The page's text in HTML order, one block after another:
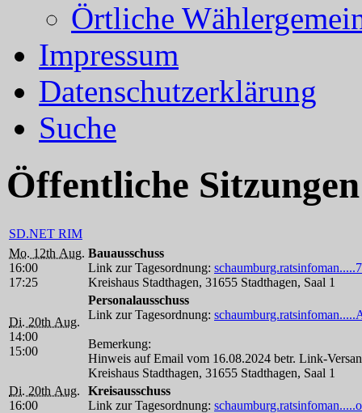
Örtliche
Impressum
Datenschutzerklärung
Suche
Öffentliche Sitzungen
SD.NET RIM
Mo. 12th Aug.
16:00
17:25
Bauausschuss
Link zur Tagesordnung:
Kreishaus Stadthagen, 31655 Stadthagen, Saal 1
Di. 20th Aug.
14:00
15:00
Personalausschuss
Link zur Tagesordnung:
Bemerkung:
Hinweis auf Email vom 16.08.2024 betr. Link-
Kreishaus Stadthagen, 31655 Stadthagen, Saal 1
Di. 20th Aug.
16:00
Kreisausschuss
Link zur Tagesordnung: